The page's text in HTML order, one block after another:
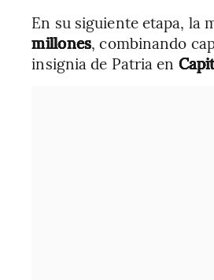
En su siguiente etapa, la
millones, combinando
insignia de Patria en